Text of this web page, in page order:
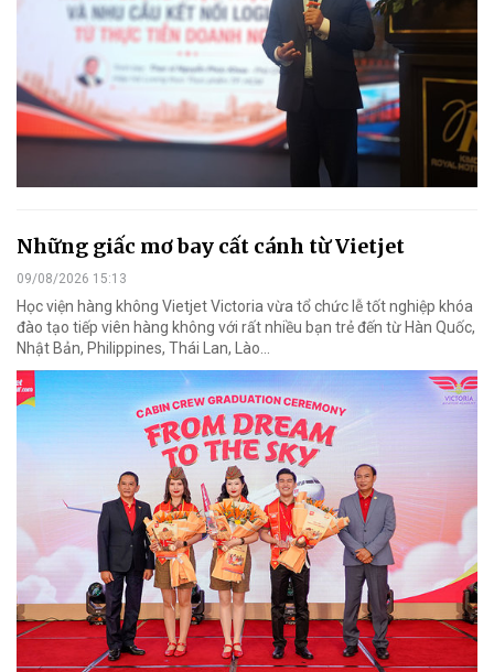
Những giấc mơ bay cất cánh từ Vietjet
09/08/2026 15:13
Học viện hàng không Vietjet Victoria vừa tổ chức lễ tốt nghiệp khóa
đào tạo tiếp viên hàng không với rất nhiều bạn trẻ đến từ Hàn Quốc,
Nhật Bản, Philippines, Thái Lan, Lào…